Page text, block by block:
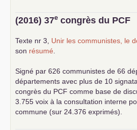
(2016) 37e congrès du PCF
Texte nr 3, Unir les communistes, le
son résumé
Signé par 626 communistes de 66
départements avec plus de 10
congrès du PCF comme base de
3.755 voix à la consultation interne
commune (sur 24.376 exprimés).